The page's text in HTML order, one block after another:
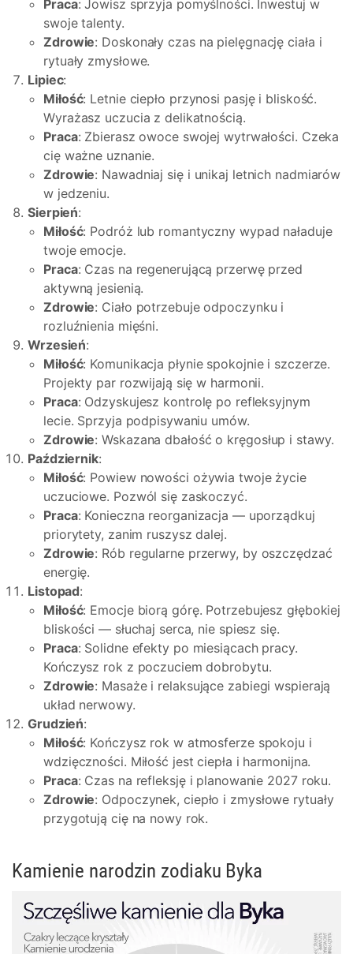
Praca: Jowisz sprzyja pomyślności. Inwestuj w
swoje talenty.
Zdrowie: Doskonały czas na pielęgnację ciała i
rytuały zmysłowe.
Lipiec:
Miłość: Letnie ciepło przynosi pasję i bliskość.
Wyrażasz uczucia z delikatnością.
Praca: Zbierasz owoce swojej wytrwałości. Czeka
cię ważne uznanie.
Zdrowie: Nawadniaj się i unikaj letnich nadmiarów
w jedzeniu.
Sierpień:
Miłość: Podróż lub romantyczny wypad naładuje
twoje emocje.
Praca: Czas na regenerującą przerwę przed
aktywną jesienią.
Zdrowie: Ciało potrzebuje odpoczynku i
rozluźnienia mięśni.
Wrzesień:
Miłość: Komunikacja płynie spokojnie i szczerze.
Projekty par rozwijają się w harmonii.
Praca: Odzyskujesz kontrolę po refleksyjnym
lecie. Sprzyja podpisywaniu umów.
Zdrowie: Wskazana dbałość o kręgosłup i stawy.
Październik:
Miłość: Powiew nowości ożywia twoje życie
uczuciowe. Pozwól się zaskoczyć.
Praca: Konieczna reorganizacja — uporządkuj
priorytety, zanim ruszysz dalej.
Zdrowie: Rób regularne przerwy, by oszczędzać
energię.
Listopad:
Miłość: Emocje biorą górę. Potrzebujesz głębokiej
bliskości — słuchaj serca, nie spiesz się.
Praca: Solidne efekty po miesiącach pracy.
Kończysz rok z poczuciem dobrobytu.
Zdrowie: Masaże i relaksujące zabiegi wspierają
układ nerwowy.
Grudzień:
Miłość: Kończysz rok w atmosferze spokoju i
wdzięczności. Miłość jest ciepła i harmonijna.
Praca: Czas na refleksję i planowanie 2027 roku.
Zdrowie: Odpoczynek, ciepło i zmysłowe rytuały
przygotują cię na nowy rok.
Kamienie narodzin zodiaku Byka